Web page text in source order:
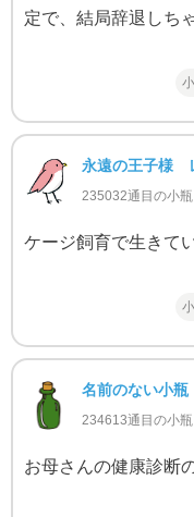
定で、結局辞退しち
永遠の王子様
235032通目の小瓶
ケージ飼育で生きて
名前のない小瓶
234613通目の小瓶
お母さんの健康診断